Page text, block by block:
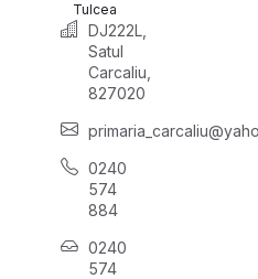
Tulcea
DJ222L,
Satul
Carcaliu,
827020
0240
574
884
0240
574